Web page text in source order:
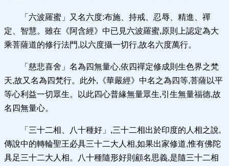
「六波羅蜜」又名六度:布施、持戒、忍辱、精進、禪
定、智慧。雖在《阿含經》中已見六波羅蜜,原則上認定為大
乘菩薩道的修行法門,以六度攝一切行,故名六度萬行。
「慈悲喜舍」名為四無量心,依四禪定修成則生色界之梵
天,故又名為四梵行。此外,《華嚴經》中名之為四等,菩薩以平
等心利益一切眾生。以此四心普緣無量眾生,引生無量福德,故
名四無量心。
「三十二相、八十種好」,三十二相出於印度的人相之說,
傳說中的轉輪聖王必具三十二大人相,如果出家修道,惟有佛陀
具足三十二大人相。八十種隨形好則顧名思義,是隨三十二相